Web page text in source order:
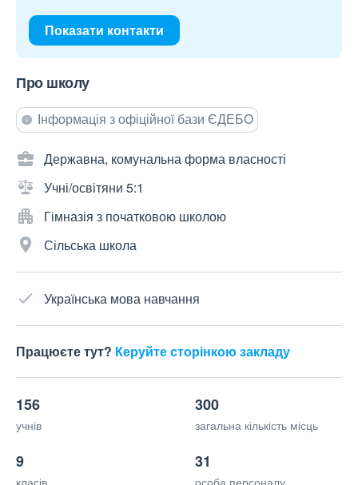
Показати контакти
Про школу
Інформація з офіційної бази ЄДЕБО
Державна, комунальна форма власності
Учні/освітяни 5:1
Гімназія з початковою школою
Сільська школа
Українська мова навчання
Працюєте тут? Керуйте сторінкою закладу
156
учнів
300
загальна кількість місць
9 31